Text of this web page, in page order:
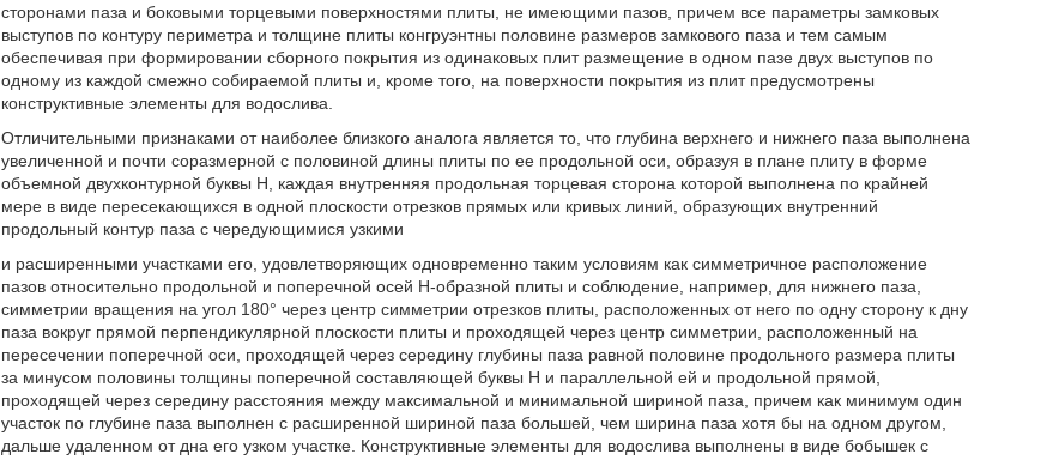
сторонами паза и боковыми торцевыми поверхностями плиты, не имеющими пазов, причем все параметры замковых
выступов по контуру периметра и толщине плиты конгруэнтны половине размеров замкового паза и тем самым
обеспечивая при формировании сборного покрытия из одинаковых плит размещение в одном пазе двух выступов по
одному из каждой смежно собираемой плиты и, кроме того, на поверхности покрытия из плит предусмотрены
конструктивные элементы для водослива.
Отличительными признаками от наиболее близкого аналога является то, что глубина верхнего и нижнего паза выполнена
увеличенной и почти соразмерной с половиной длины плиты по ее продольной оси, образуя в плане плиту в форме
объемной двухконтурной буквы H, каждая внутренняя продольная торцевая сторона которой выполнена по крайней
мере в виде пересекающихся в одной плоскости отрезков прямых или кривых линий, образующих внутренний
продольный контур паза с чередующимися узкими
и расширенными участками его, удовлетворяющих одновременно таким условиям как симметричное расположение
пазов относительно продольной и поперечной осей H-образной плиты и соблюдение, например, для нижнего паза,
симметрии вращения на угол 180° через центр симметрии отрезков плиты, расположенных от него по одну сторону к дну
паза вокруг прямой перпендикулярной плоскости плиты и проходящей через центр симметрии, расположенный на
пересечении поперечной оси, проходящей через середину глубины паза равной половине продольного размера плиты
за минусом половины толщины поперечной составляющей буквы H и параллельной ей и продольной прямой,
проходящей через середину расстояния между максимальной и минимальной шириной паза, причем как минимум один
участок по глубине паза выполнен с расширенной шириной паза большей, чем ширина паза хотя бы на одном другом,
дальше удаленном от дна его узком участке. Конструктивные элементы для водослива выполнены в виде бобышек с